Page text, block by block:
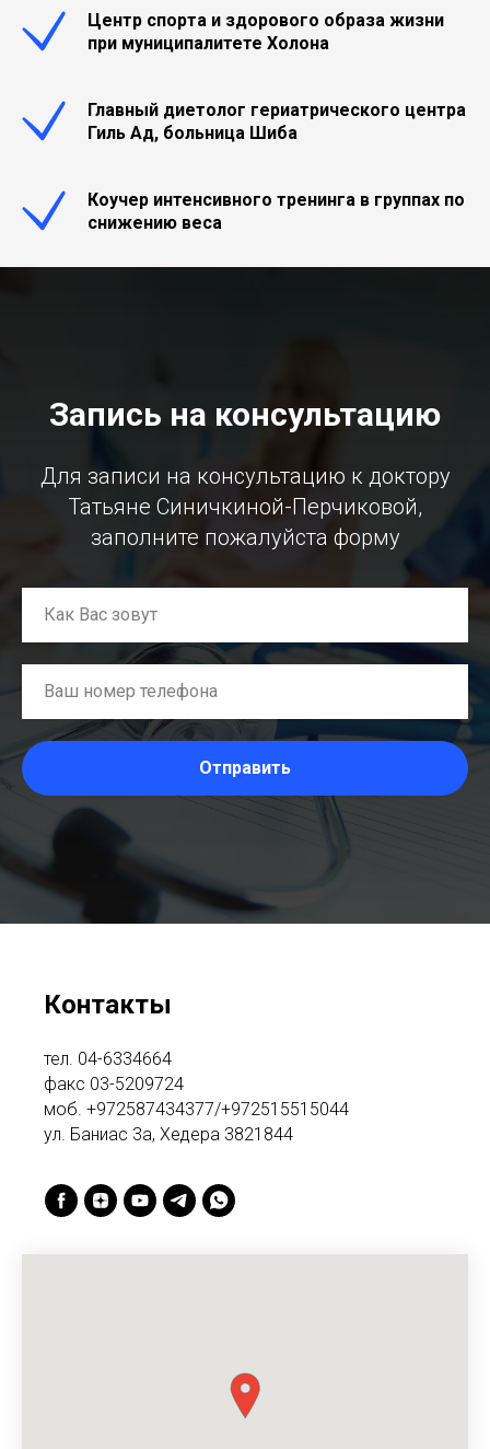
Центр спорта и здорового образа жизни
при муниципалитете Холона
Главный диетолог гериатрического центра
Гиль Ад, больница Шиба
Коучер интенсивного тренинга в группах по
снижению веса
Запись на консультацию
Для записи на консультацию к доктору
Татьяне Синичкиной-Перчиковой,
заполните пожалуйста форму
Отправить
Контакты
тел. 04-6334664
факс 03-5209724
моб. +972587434377/+972515515044
ул. Баниас 3а, Хедера 3821844